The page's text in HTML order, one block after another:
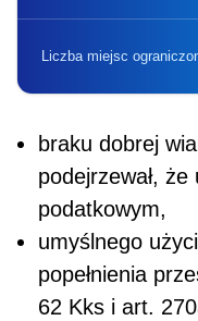
Liczba miejsc
braku dobrej
podejrzewał,
podatkowym,
umyślnego
popełnienia
62 Kks i art.